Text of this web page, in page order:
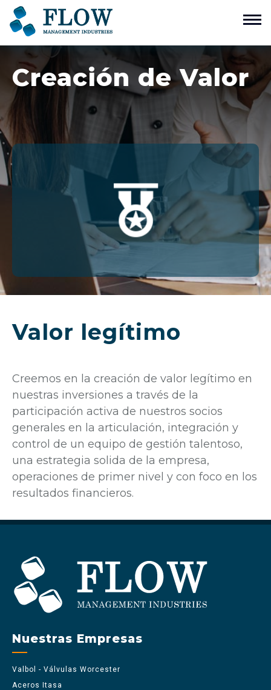
Home
¿Quienes somos?
Creación de Valor
Valor legítimo
Creemos en la creación de valor legítimo en
nuestras inversiones a través de la
participación activa de nuestros socios
generales en la articulación, integración y
control de un equipo de gestión talentoso,
una estrategia solida de la empresa,
operaciones de primer nivel y con foco en los
resultados financieros.
Nuestras Empresas
Valbol - Válvulas Worcester
Aceros Itasa